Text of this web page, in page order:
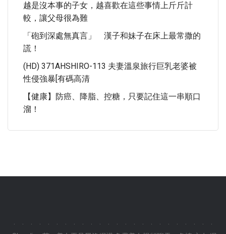
越是沒本事的子女，越喜歡在這些事情上斤斤計
較，讓父母很為難
「砲到深處無真言」 漢子和妹子在床上最常撒的
謊！
(HD) 371AHSHIRO-113 夫妻溫泉旅行巨乳老婆被
性侵強暴[有碼高清
【健康】防癌、降脂、控糖，只要記住這一串順口
溜！